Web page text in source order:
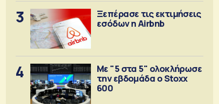
3
Ξεπέρασε τις εκτιμήσεις
εσόδων η Airbnb
4
Με "5 στα 5" ολοκλήρωσε
την εβδομάδα ο Stoxx
600